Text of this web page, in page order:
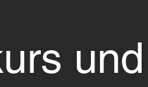
und